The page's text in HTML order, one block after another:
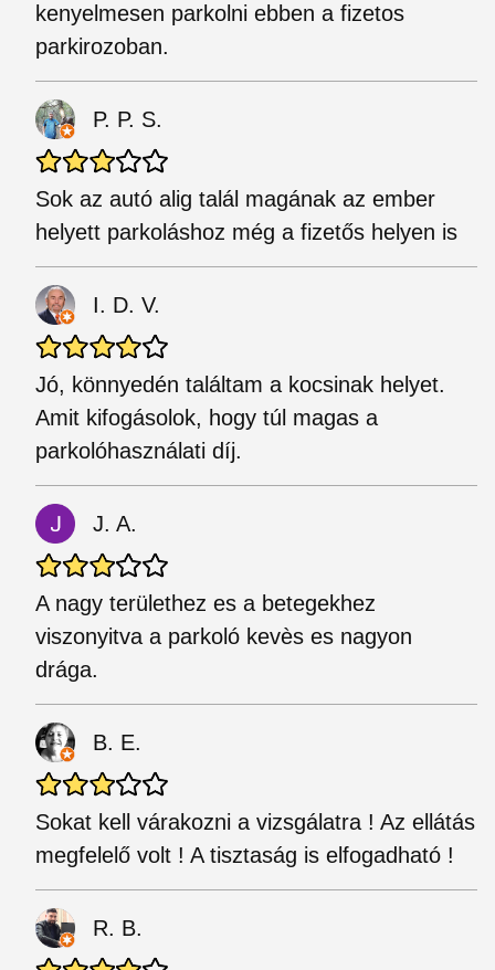
kenyelmesen parkolni ebben a fizetos
parkirozoban.
P. P. S.
Sok az autó alig talál magának az ember
helyett parkoláshoz még a fizetős helyen is
I. D. V.
Jó, könnyedén találtam a kocsinak helyet.
Amit kifogásolok, hogy túl magas a
parkolóhasználati díj.
J. A.
A nagy területhez es a betegekhez
viszonyitva a parkoló kevès es nagyon
drága.
B. E.
Sokat kell várakozni a vizsgálatra ! Az ellátás
megfelelő volt ! A tisztaság is elfogadható !
R. B.